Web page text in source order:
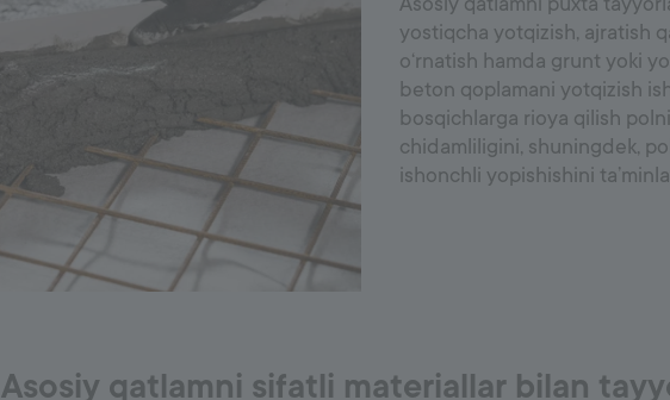
yostiqcha yotqizish, ajratish
o‘rnatish hamda grunt yoki
beton qoplamani yotqizish
bosqichlarga rioya qilish
chidamliligini, shuningdek,
ishonchli yopishishini
Asosiy qatlamni sifatli materiallar bilan